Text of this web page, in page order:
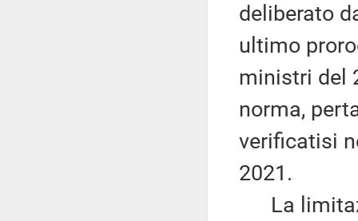
deliberato
ultimo
ministri del
norma,
verificatisi
2021.
La